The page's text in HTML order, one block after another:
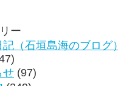
ー
（石垣島海のブログ）
せ (97)